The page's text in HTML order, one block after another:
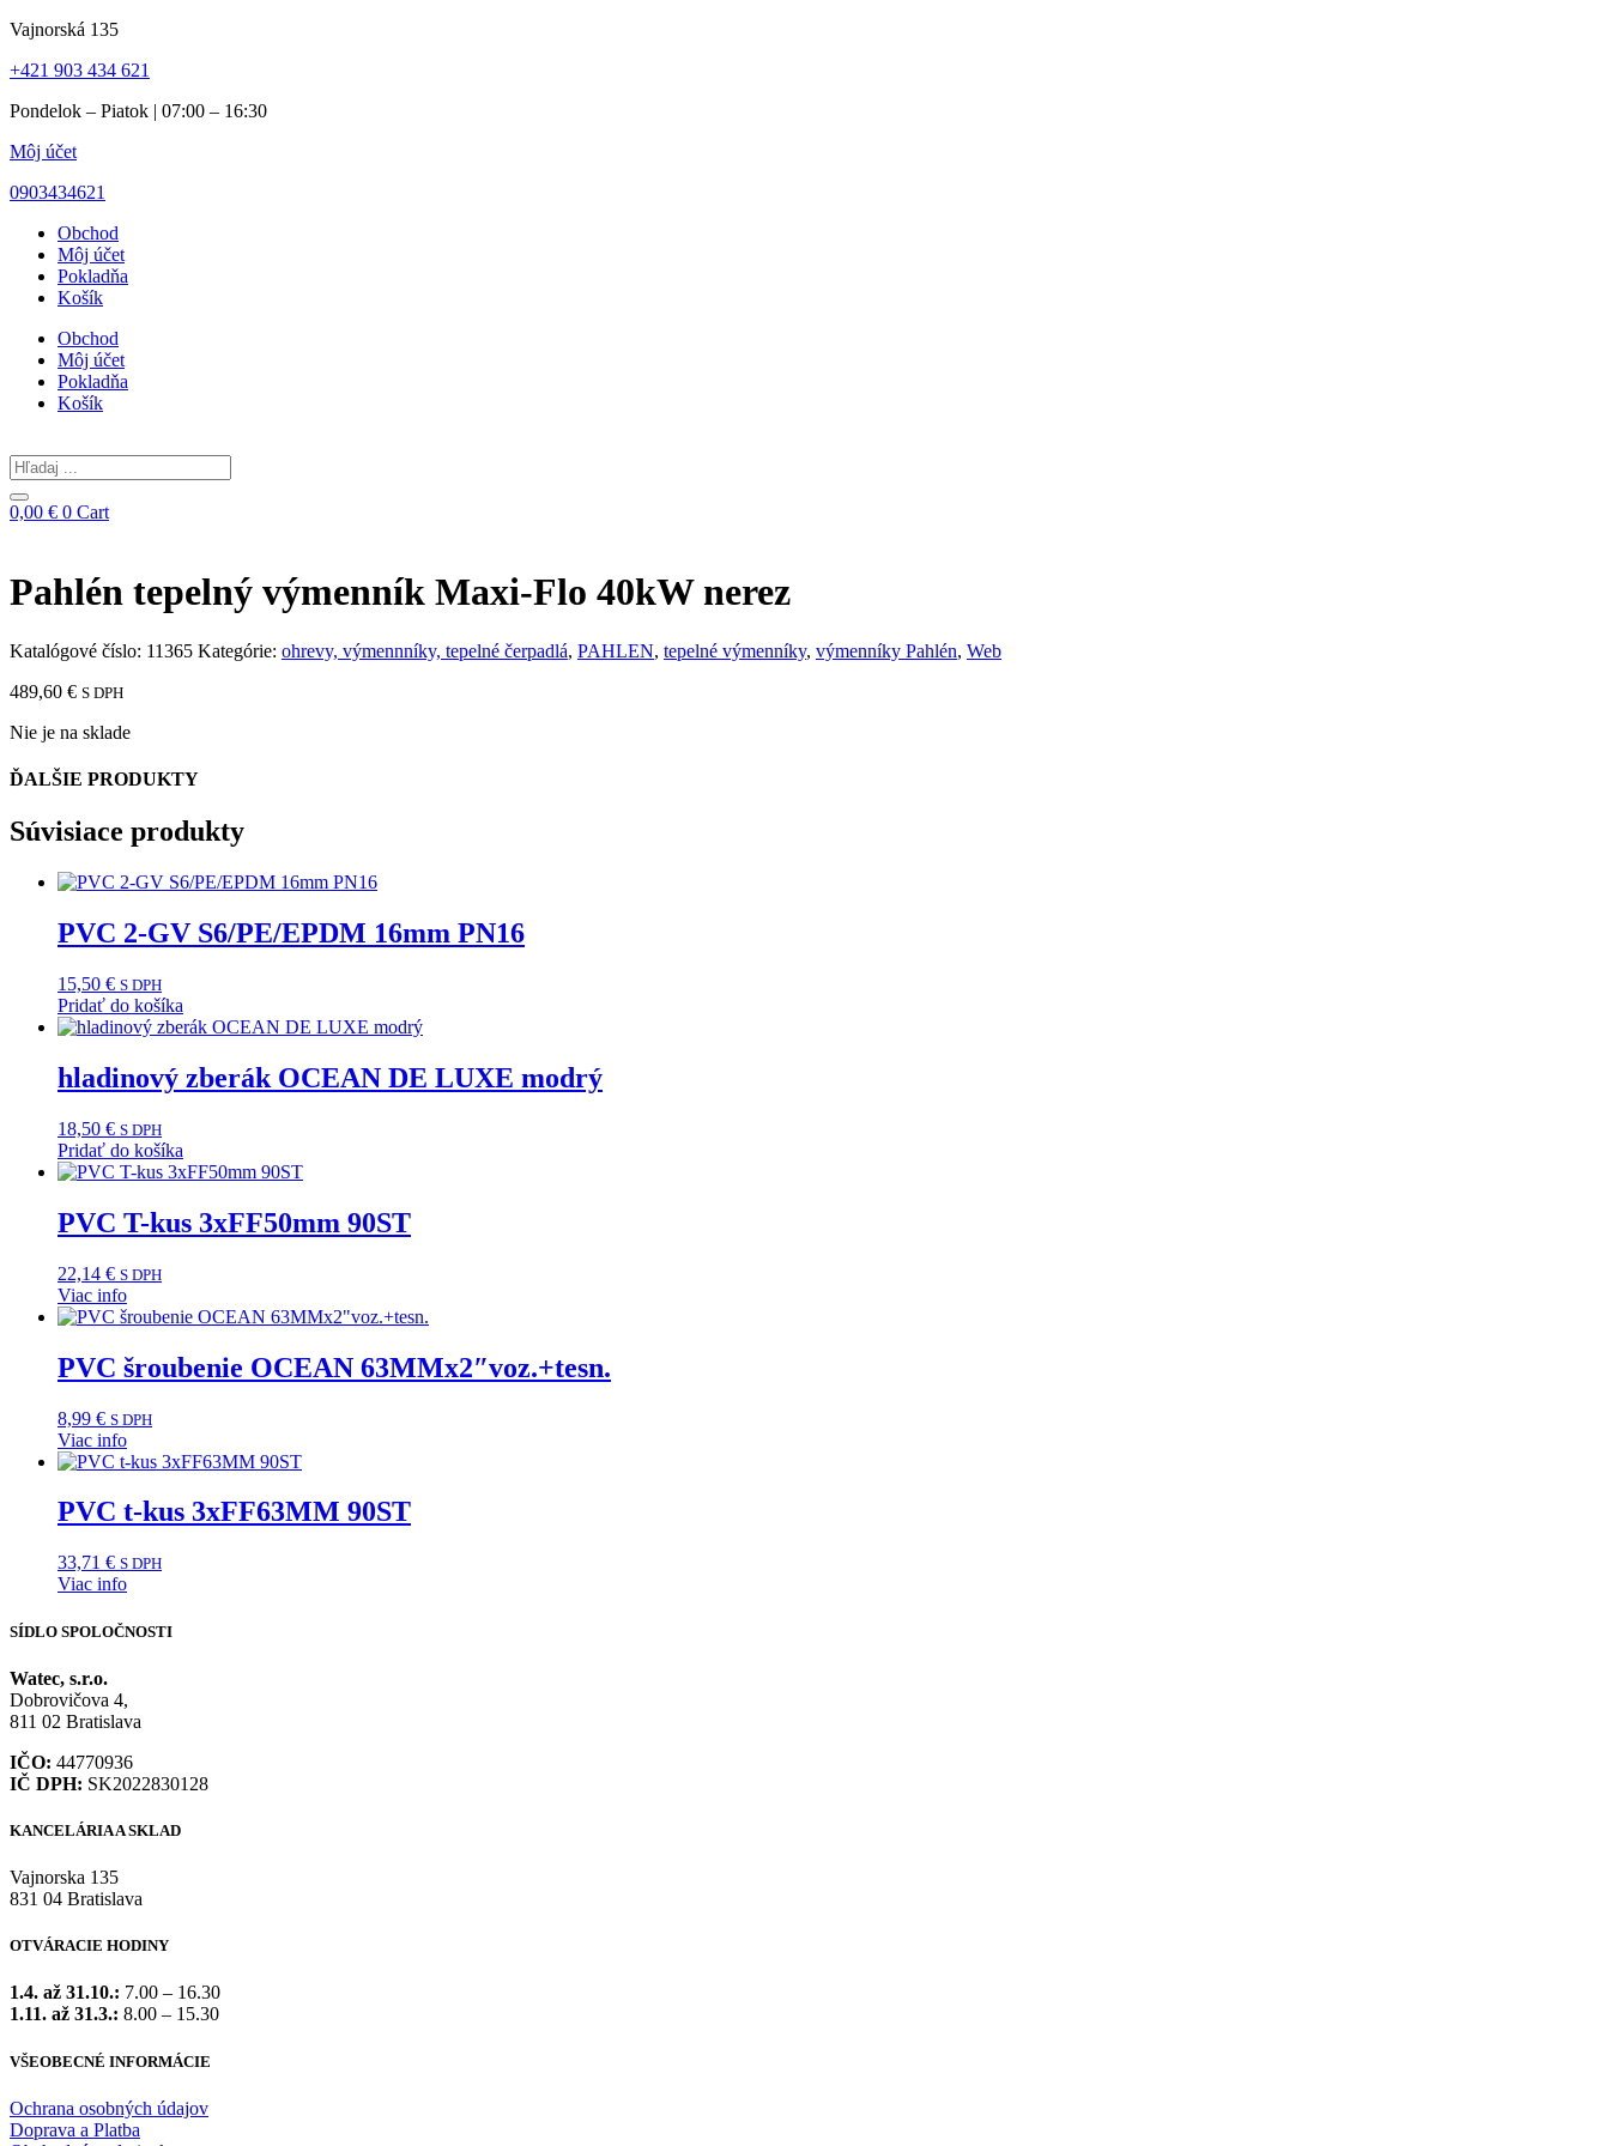
Preskočiť
obsah
Vajnorská 135
+421 903 434 621
Pondelok – Piatok | 07:00 – 16:30
Môj účet
0903434621
Obchod
Môj účet
Pokladňa
Košík
Obchod
Môj účet
Pokladňa
Košík
Search
...
0,00 € 0 Cart
Pahlén tepelný výmenník Maxi-Flo 40kW nerez
Katalógové číslo: 11365 Kategórie: ohrevy, výmennníky, tepelné čerpadlá, PAHLEN, tepelné výmenníky, výmenníky Pahlén, Web
489,60 € S DPH
Nie je na sklade
ĎALŠIE PRODUKTY
Súvisiace produkty
PVC 2-GV S6/PE/EPDM 16mm PN16
15,50 € S DPH
Pridať do košíka
hladinový zberák OCEAN DE LUXE modrý
18,50 € S DPH
Pridať do košíka
PVC T-kus 3xFF50mm 90ST
22,14 € S DPH
Viac info
PVC šroubenie OCEAN 63MMx2″voz.+tesn.
8,99 € S DPH
Viac info
PVC t-kus 3xFF63MM 90ST
33,71 € S DPH
Viac info
SÍDLO SPOLOČNOSTI
Watec, s.r.o.
Dobrovičova 4,
811 02 Bratislava
IČO: 44770936
IČ DPH: SK2022830128
KANCELÁRIA A SKLAD
Vajnorska 135
831 04 Bratislava
OTVÁRACIE HODINY
1.4. až 31.10.: 7.00 – 16.30
1.11. až 31.3.: 8.00 – 15.30
VŠEOBECNÉ INFORMÁCIE
Ochrana osobných údajov
Doprava a Platba